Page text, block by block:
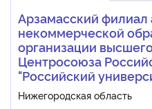
Арзамасский филиал
некоммерческой
организации
Центросоюза
"Российский
Нижегородская область